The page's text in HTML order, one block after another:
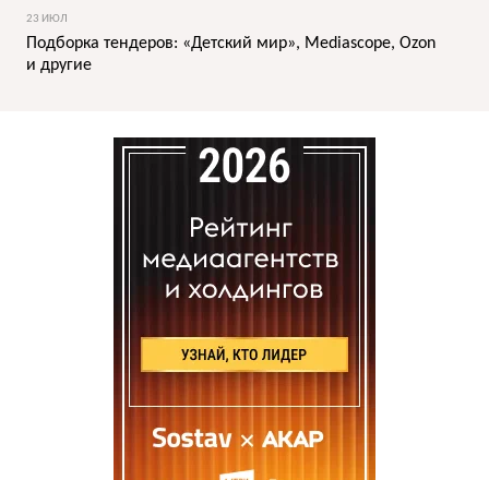
23 ИЮЛ
Подборка тендеров: «Детский мир», Mediascope, Ozon
и другие